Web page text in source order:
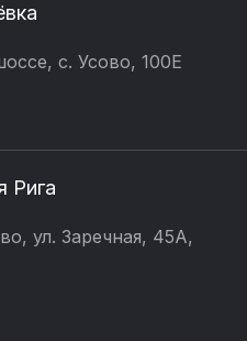
с. Усово, 100Е
Рига
ул. Заречная, 45А,